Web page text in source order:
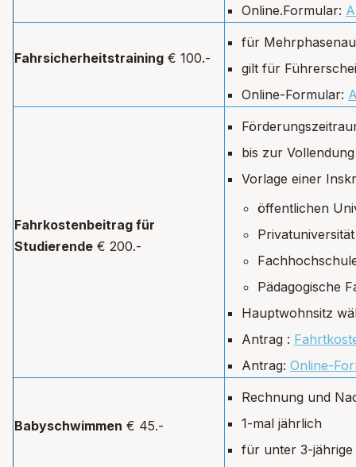
Online.Formular:
Fahrsicherheitstraining € 100.-
für
gilt für
Online-Formular:
Fahrkostenbeitrag für
Studierende € 200.-
bis zur
Vorlage einer
öffentlichen
Privatuniversität
Pädagogische
Hauptwohnsitz
Antrag :
Antrag: Online-
Babyschwimmen € 45.-
Rechnung und
1-mal jährlich
für unter 3-jährige